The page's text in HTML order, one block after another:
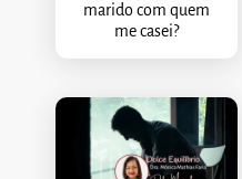
marido com quem
me casei?